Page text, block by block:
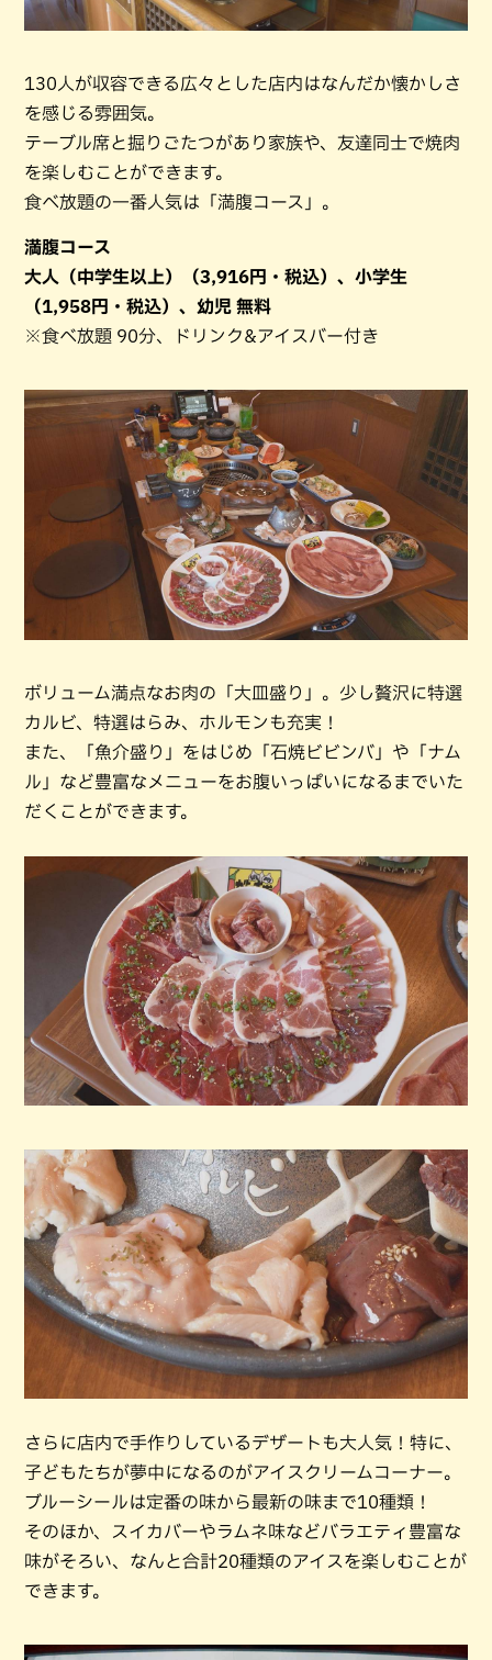
130人が収容できる広々とした店内はなんだか懐かしさ
を感じる雰囲気。
テーブル席と掘りごたつがあり家族や、友達同士で焼肉
を楽しむことができます。
食べ放題の一番人気は「満腹コース」。
満腹コース
大人（中学生以上）（3,916円・税込）、小学生
（1,958円・税込）、幼児 無料
※食べ放題 90分、ドリンク&アイスバー付き
ボリューム満点なお肉の「大皿盛り」。少し贅沢に特選
カルビ、特選はらみ、ホルモンも充実！
また、「魚介盛り」をはじめ「石焼ビビンバ」や「ナム
ル」など豊富なメニューをお腹いっぱいになるまでいた
だくことができます。
さらに店内で手作りしているデザートも大人気！特に、
子どもたちが夢中になるのがアイスクリームコーナー。
ブルーシールは定番の味から最新の味まで10種類！
そのほか、スイカバーやラムネ味などバラエティ豊富な
味がそろい、なんと合計20種類のアイスを楽しむことが
できます。